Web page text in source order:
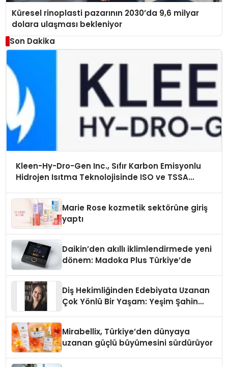
Küresel rinoplasti pazarının 2030’da 9,6 milyar
dolara ulaşması bekleniyor
Son Dakika
Kleen-Hy-Dro-Gen Inc., Sıfır Karbon Emisyonlu
Hidrojen Isıtma Teknolojisinde ISO ve TSSA
Marie Rose kozmetik sektörüne giriş
yaptı
Daikin’den akıllı iklimlendirmede yeni
dönem: Madoka Plus Türkiye’de
Diş Hekimliğinden Edebiyata Uzanan
Çok Yönlü Bir Yaşam: Yeşim Şahin
Mirabellix, Türkiye’den dünyaya
uzanan güçlü büyümesini sürdürüyor